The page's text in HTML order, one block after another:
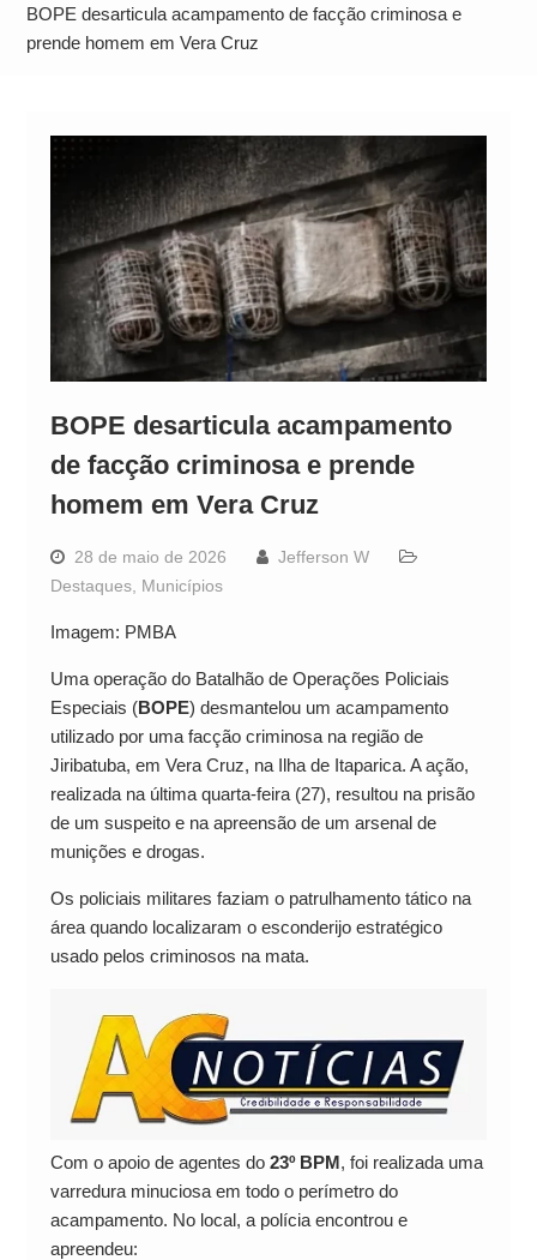
Alto
BOPE desarticula acampamento de facção criminosa e
prende homem em Vera Cruz
BOPE desarticula acampamento
de facção criminosa e prende
homem em Vera Cruz
28 de maio de 2026
Jefferson W
Destaques, Municípios
Imagem: PMBA
Uma operação do Batalhão de Operações Policiais
Especiais (BOPE) desmantelou um acampamento
utilizado por uma facção criminosa na região de
Jiribatuba, em Vera Cruz, na Ilha de Itaparica. A ação,
realizada na última quarta-feira (27), resultou na prisão
de um suspeito e na apreensão de um arsenal de
munições e drogas.
Os policiais militares faziam o patrulhamento tático na
área quando localizaram o esconderijo estratégico
usado pelos criminosos na mata.
Com o apoio de agentes do 23º BPM, foi realizada uma
varredura minuciosa em todo o perímetro do
acampamento. No local, a polícia encontrou e
apreendeu: